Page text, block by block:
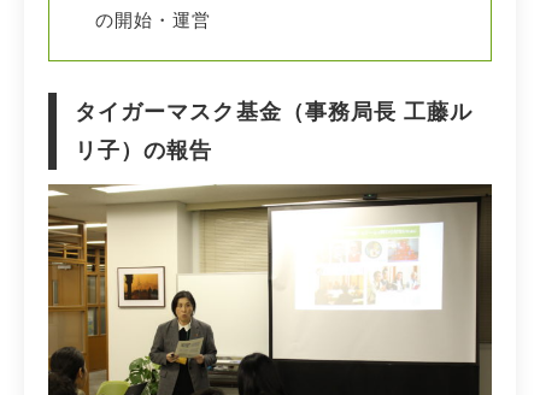
の開始・運営
タイガーマスク基金（事務局長 工藤ル
リ子）の報告